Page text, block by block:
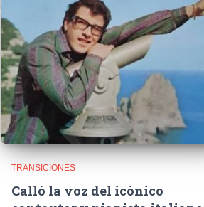
TRANSICIONES
Calló la voz del icónico